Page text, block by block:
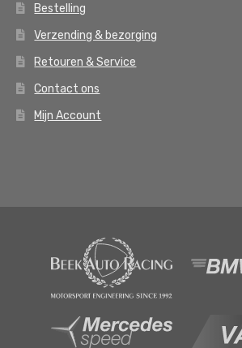
Bestelling
Verzending & bezorging
Retouren & Service
Contact ons
Mijn Account